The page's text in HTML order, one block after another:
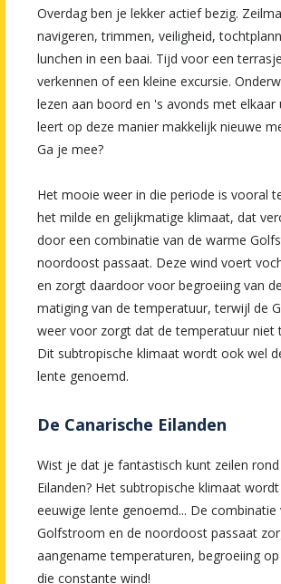
Overdag ben je lekker actief bezig.
navigeren, trimmen, veiligheid,
lunchen in een baai. Tijd voor een
verkennen of een kleine excursie.
lezen aan boord en 's avonds met elkaar
leert op deze manier makkelijk nieuwe
Ga je mee?
Het mooie weer in die periode is vooral
het milde en gelijkmatige klimaat, dat
door een combinatie van de warme
noordoost passaat. Deze wind voert
en zorgt daardoor voor begroeiing van
matiging van de temperatuur, terwijl de
weer voor zorgt dat de temperatuur niet
Dit subtropische klimaat wordt ook wel
lente genoemd.
De Canarische Eilanden
Wist je dat je fantastisch kunt zeilen rond
Eilanden? Het subtropische klimaat
eeuwige lente genoemd... De combinatie
Golfstroom en de noordoost passaat
aangename temperaturen, begroeiing
die constante wind!